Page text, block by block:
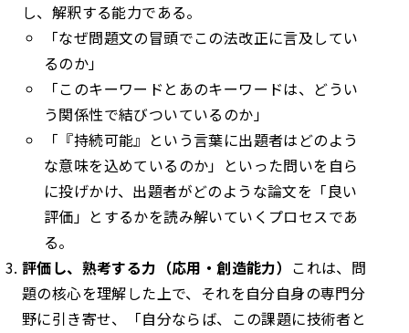
し、解釈する能力である。
「なぜ問題文の冒頭でこの法改正に言及してい
るのか」
「このキーワードとあのキーワードは、どうい
う関係性で結びついているのか」
「『持続可能』という言葉に出題者はどのよう
な意味を込めているのか」 といった問いを自ら
に投げかけ、出題者がどのような論文を「良い
評価」とするかを読み解いていくプロセスであ
る。
評価し、熟考する力（応用・創造能力） これは、問
題の核心を理解した上で、それを自分自身の専門分
野に引き寄せ、「自分ならば、この課題に技術者と